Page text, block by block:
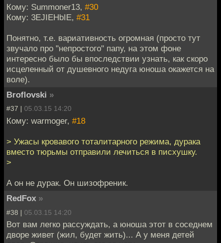
Кому: Summoner13, #30
Кому: 3EJIEHbIE, #31
Понятно, т.е. вариативность огромная (просто тут
звучало про "непростого" папу, на этом фоне
интересно было бы впоследствии узнать, как скоро
исцеленный от душевного недуга юноша окажется на
воле).
Broflovski »
#37 | 05.03.15 14:20
Кому: warmoger, #18
> Ужасы кровавого тоталитарного режима, дурака
вместо тюрьмы отправили лечиться в писхушку.
>
А он не дурак. Он шизофреник.
RedFox »
#38 | 05.03.15 14:20
Вот вам легко рассуждать, а юноша этот в соседнем
дворе живет (жил, будет жить)... А у меня детей